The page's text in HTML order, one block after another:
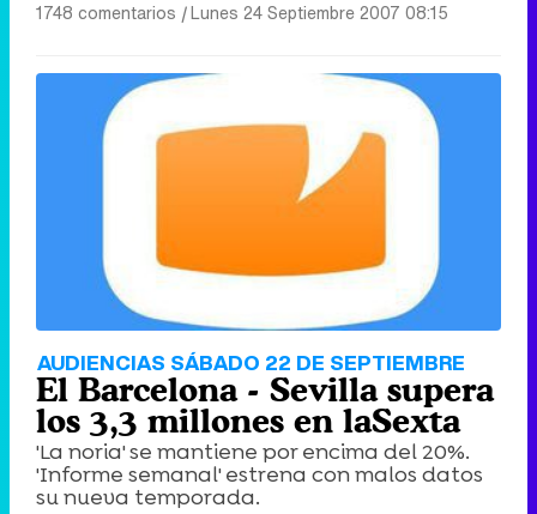
1748 comentarios |Lunes 24 Septiembre 2007 08:15
AUDIENCIAS SÁBADO 22 DE SEPTIEMBRE
El Barcelona - Sevilla supera
los 3,3 millones en laSexta
'La noria' se mantiene por encima del 20%.
'Informe semanal' estrena con malos datos
su nueva temporada.